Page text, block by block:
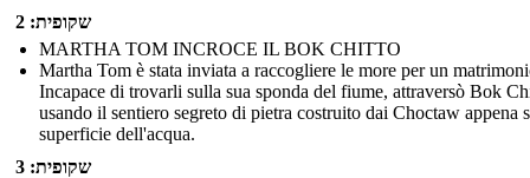
שקופית: 2
MARTHA TOM INCROCE IL BOK CHITTO
Martha Tom è stata inviata a raccogliere le more per un
Incapace di trovarli sulla sua sponda del fiume, attraversò Bok
usando il sentiero segreto di pietra costruito dai Choctaw appena
superficie dell'acqua.
שקופית: 3